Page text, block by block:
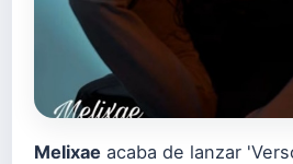
Melixae acaba de lanzar